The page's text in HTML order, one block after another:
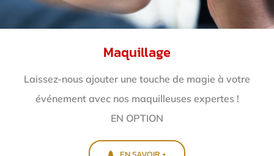
Maquillage
Laissez-nous ajouter une touche de magie à votre
événement avec nos maquilleuses expertes !
EN OPTION